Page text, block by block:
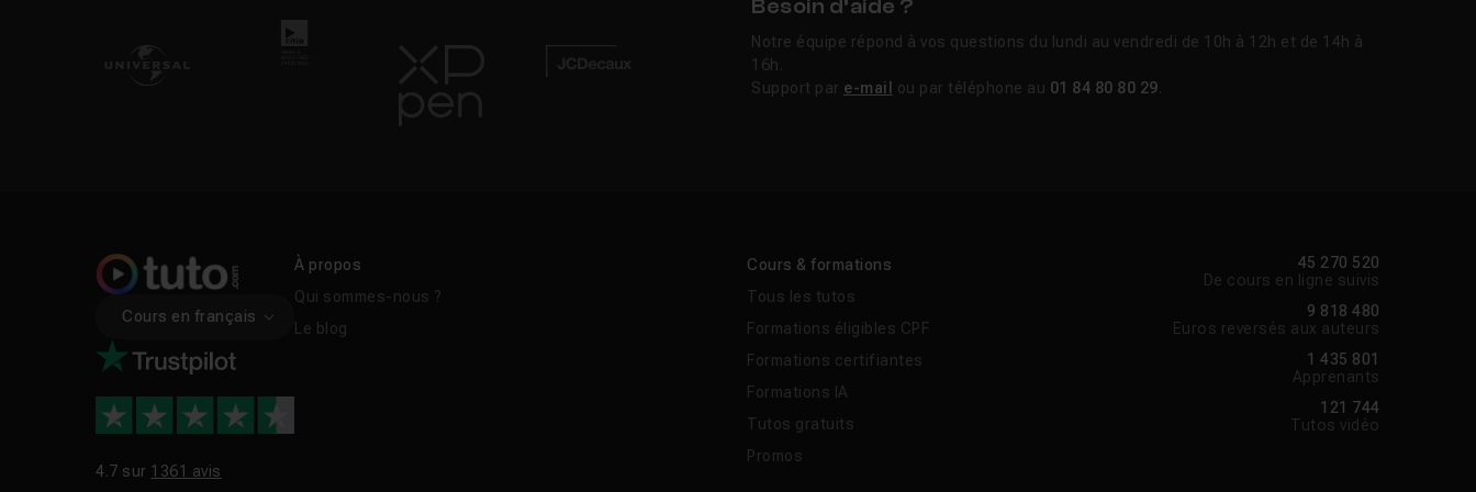
connaissances sur le sujet, découvrez les nombreux tutoriels vidéo proposés sur Tuto.com :
tuto Cinema 4D gratuits pour vous former sans
expérimentés, ces tutoriels vous livreront de manière claire et
Besoin d’aide ?
Notre équipe répond à vos questions du lundi au vendredi de 10h à 12h et de 14h à
16h.
Support par e-mail ou par téléphone au 01 84 80 80 29
Cours en français
4.7 sur 1361 avis
À propos
Qui sommes-nous ?
Le blog
Cours & formations
Tous les tutos
Formations éligibles CPF
Formations certifiantes
Formations IA
Tutos gratuits
Promos
45 270 520
De cours en ligne suivis
9 818 480
Euros reversés aux auteurs
1 435 801
Apprenants
121 744
Tutos vidéo